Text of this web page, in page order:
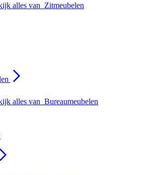
alles van Zitmeubelen
alles van Bureaumeubelen